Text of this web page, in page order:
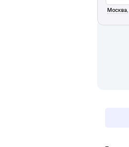
Москва,